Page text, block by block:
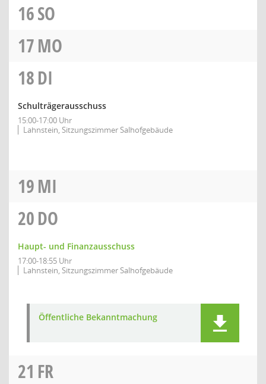
16SO
17MO
18DI
Schulträgerausschuss
15:00-17:00 Uhr
Lahnstein, Sitzungszimmer Salhofgebäude
19MI
20DO
Haupt- und Finanzausschuss
17:00-18:55 Uhr
Lahnstein, Sitzungszimmer Salhofgebäude
Öffentliche Bekanntmachung
21 FR